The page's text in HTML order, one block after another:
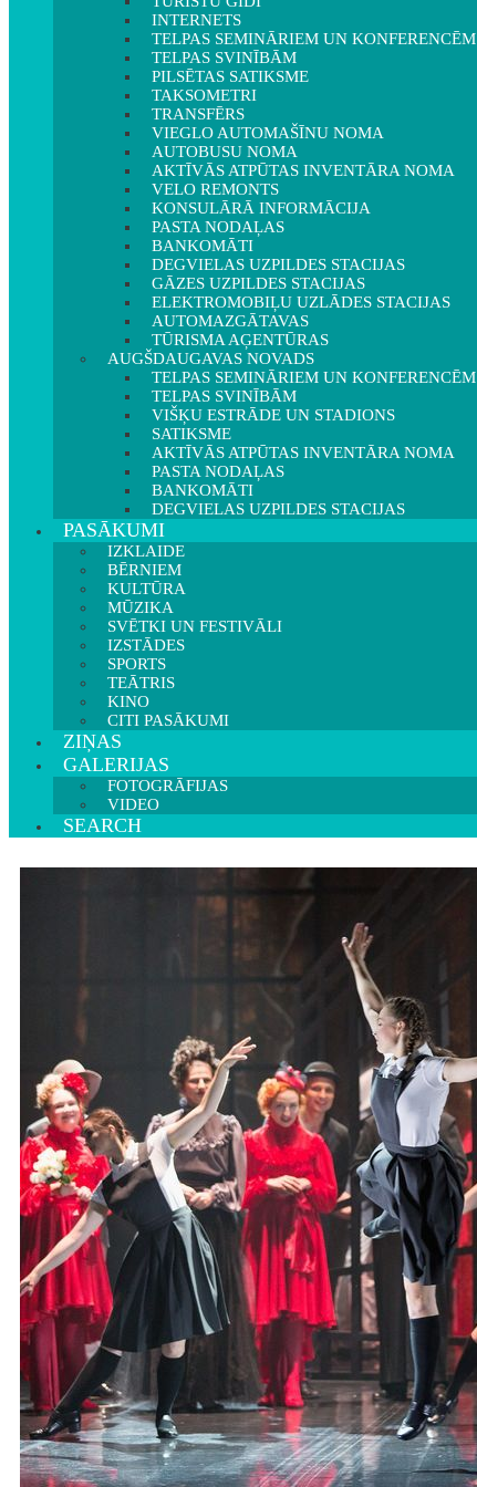
INTERNETS
TELPAS SEMINĀRIEM UN KONFERENCĒM
TELPAS SVINĪBĀM
PILSĒTAS SATIKSME
TAKSOMETRI
TRANSFĒRS
VIEGLO AUTOMAŠĪNU NOMA
AUTOBUSU NOMA
AKTĪVĀS ATPŪTAS INVENTĀRA NOMA
VELO REMONTS
KONSULĀRĀ INFORMĀCIJA
PASTA NODAĻAS
BANKOMĀTI
DEGVIELAS UZPILDES STACIJAS
GĀZES UZPILDES STACIJAS
ELEKTROMOBIĻU UZLĀDES STACIJAS
AUTOMAZGĀTAVAS
TŪRISMA AĢENTŪRAS
AUGŠDAUGAVAS NOVADS
TELPAS SEMINĀRIEM UN KONFERENCĒM
TELPAS SVINĪBĀM
VIŠĶU ESTRĀDE UN STADIONS
SATIKSME
AKTĪVĀS ATPŪTAS INVENTĀRA NOMA
PASTA NODAĻAS
BANKOMĀTI
DEGVIELAS UZPILDES STACIJAS
PASĀKUMI
IZKLAIDE
BĒRNIEM
KULTŪRA
MŪZIKA
SVĒTKI UN FESTIVĀLI
IZSTĀDES
SPORTS
TEĀTRIS
KINO
CITI PASĀKUMI
ZIŅAS
GALERIJAS
FOTOGRĀFIJAS
VIDEO
SEARCH